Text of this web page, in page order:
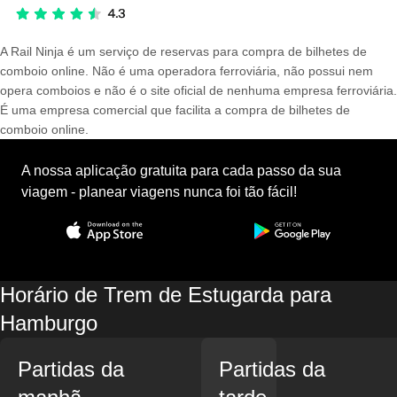
A Rail Ninja é um serviço de reservas para compra de bilhetes de
comboio online. Não é uma operadora ferroviária, não possui nem
opera comboios e não é o site oficial de nenhuma empresa ferroviária.
É uma empresa comercial que facilita a compra de bilhetes de
comboio online.
A nossa aplicação gratuita para cada passo da sua
viagem - planear viagens nunca foi tão fácil!
Horário de Trem de Estugarda para
Hamburgo
Partidas da
Partidas da